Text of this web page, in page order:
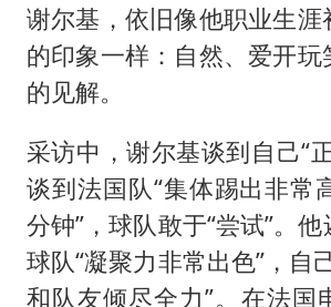
谢尔基，依旧像他职业生涯
的印象一样：自然、爱开玩
的见解。
采访中，谢尔基谈到自己“
谈到法国队“集体踢出非常
分钟”，球队敢于“尝试”。
球队“凝聚力非常出色”，自
和队友倾尽全力”。在法国